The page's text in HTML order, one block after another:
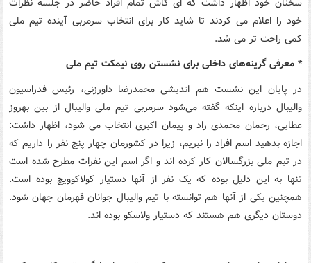
خود را اعلام می کردند تا شاید کار برای انتخاب سرمربی آینده تیم ملی
کمی راحت تر می شد.
* معرفی گزینه‌های داخلی برای نشستن روی نیمکت تیم ملی
در پایان این نشست هم اندیشی محمدرضا داورزنی، رئیس فدراسیون
والیبال درباره اینکه گفته می‌شود سرمربی تیم ملی والیبال از بین بهروز
عطایی، رحمان محمدی ‌راد و پیمان اکبری انتخاب می ‌شود، اظهار داشت:
اجازه بدهید اسم افراد را نبریم، زیرا در کشورمان چهار پنج نفر را داریم که
در تیم ملی بزرگسالان کار کرده ‌اند و اگر اسم این نفرات مطرح شده است
تنها به این دلیل بوده که یک نفر از آنها دستیار کولاکوویچ بوده است.
همچنین یکی از آنها هم توانسته با تیم والیبال جوانان قهرمان جهان شود.
دوستان دیگری هم هستند که دستیار ولاسکو بوده ‌اند.